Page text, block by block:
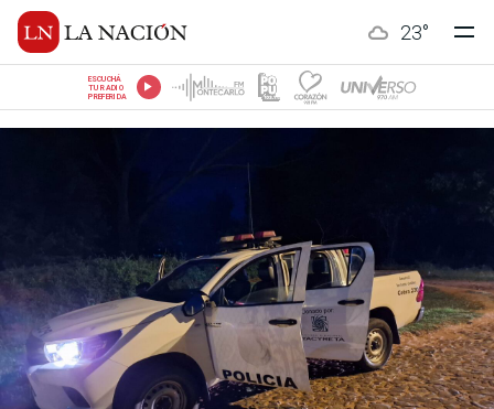
23°
ESCUCHÁ
TU RADIO
PREFERIDA